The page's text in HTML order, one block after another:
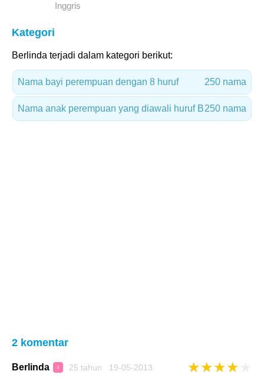
Inggris
Kategori
Berlinda terjadi dalam kategori berikut:
Nama bayi perempuan dengan 8 huruf 250 nama
Nama anak perempuan yang diawali huruf B250 nama
2 komentar
Berlinda ♀ 25 tahun 19-05-2013 ★★★★